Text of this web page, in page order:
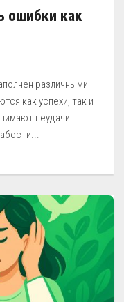
ошибки как
различными
как успехи, так и
неудачи